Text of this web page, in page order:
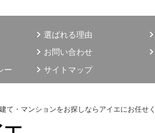
びアンケートのお願い等のマ
情報、サービスの提供は、ご
5. 個人情報の第三者への提
当社が保有する個人情報は、
（2）法令の規定に基づく場合
選ばれる理由
お問い合わせ
ー
サイトマップ
て・マンションをお探しならアイエにお任せく